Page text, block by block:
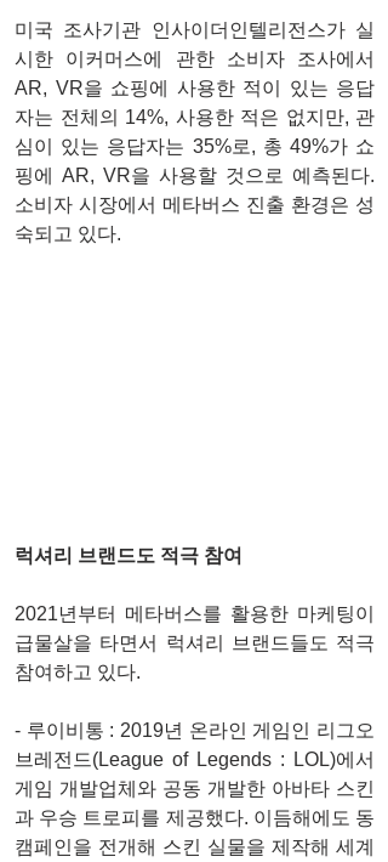
미국 조사기관 인사이더인텔리전스가 실
시한 이커머스에 관한 소비자 조사에서
AR, VR을 쇼핑에 사용한 적이 있는 응답
자는 전체의 14%, 사용한 적은 없지만, 관
심이 있는 응답자는 35%로, 총 49%가 쇼
핑에 AR, VR을 사용할 것으로 예측된다.
소비자 시장에서 메타버스 진출 환경은 성
숙되고 있다.
럭셔리 브랜드도 적극 참여
2021년부터 메타버스를 활용한 마케팅이
급물살을 타면서 럭셔리 브랜드들도 적극
참여하고 있다.
- 루이비통 : 2019년 온라인 게임인 리그오
브레전드(League of Legends : LOL)에서
게임 개발업체와 공동 개발한 아바타 스킨
과 우승 트로피를 제공했다. 이듬해에도 동
캠페인을 전개해 스킨 실물을 제작해 세계